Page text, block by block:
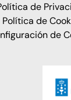
de
Política de
de